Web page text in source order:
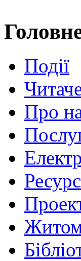
Події
Про